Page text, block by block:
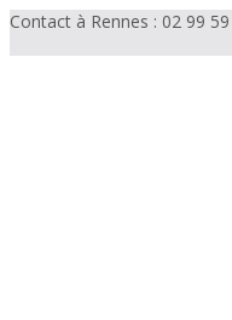
Contact à Rennes : 02 99 59